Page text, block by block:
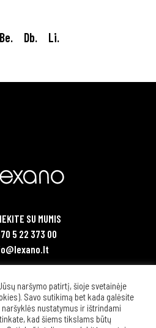
Be. Db. Li.
SU MUMIS
5 22 373 00
naršymo patirtį, šioje svetainėje
Savo sutikimą bet kada galėsite
nustatymus ir ištrindami
kad šiems tikslams būtų